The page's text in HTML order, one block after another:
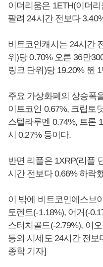
이더리움은 1ETH(이더
팔려 24시간 전보다
비트코인캐시는 24시간
위)당 0.70% 오른 36만
링크 단위)당 19.20% 뛴
주요 가상화폐의 상승폭
이트코인 0.67%, 크립토
스텔라루멘 0.74%, 트론
시 0.27% 등이다.
반면 리플은 1XRP(리플
시간 전보다 0.66% 하락
이 밖에 비트코인에스브
토렌트(-1.18%), 어거(-
스터치골드(-2.79%), 이
등의 시세도 24시간 전
종학 기자]